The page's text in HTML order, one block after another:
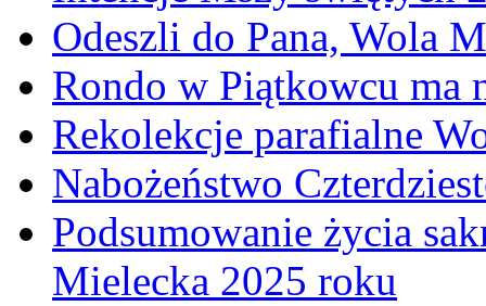
Odeszli do Pana, Wola
Rondo w Piątkowcu ma
Rekolekcje parafialne
Nabożeństwo
Podsumowanie życia
Mielecka 2025 roku